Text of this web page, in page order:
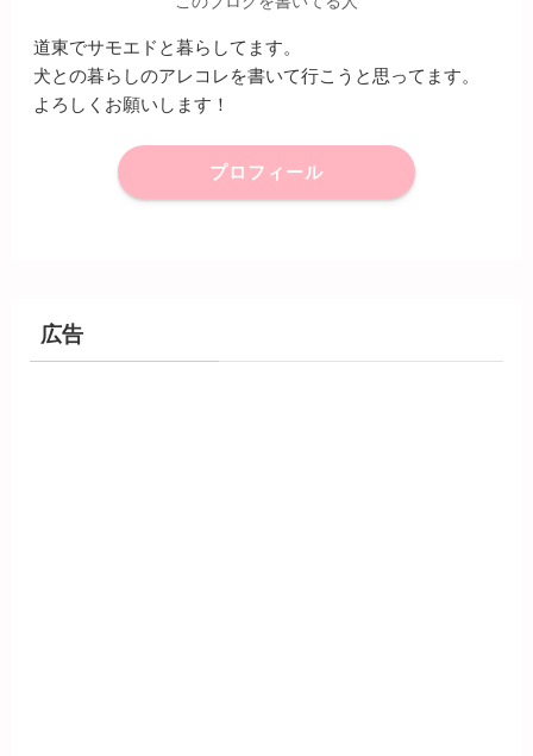
道東でサモエドと暮らしてます。
犬との暮らしのアレコレを書いて行こうと思ってます。
よろしくお願いします！
プロフィール
広告